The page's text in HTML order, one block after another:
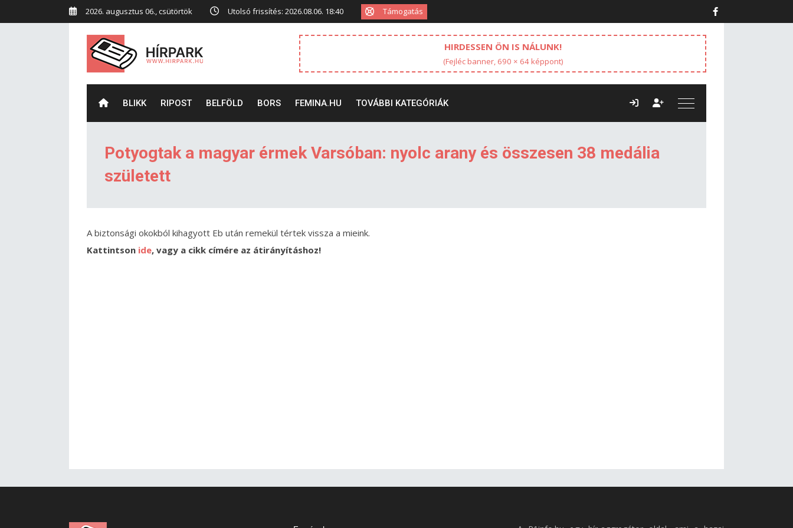
2026. augusztus 06., csütörtök Utolsó frissítés: 2026.08.06. 18:40 Támogatás
HIRDESSEN ÖN IS NÁLUNK!
(Fejléc banner, 690 × 64 képpont)
BLIKK RIPOST BELFÖLD BORS FEMINA.HU TOVÁBBI KATEGÓRIÁK
Potyogtak a magyar érmek Varsóban: nyolc arany és összesen 38 medália
született
A biztonsági okokból kihagyott Eb után remekül tértek vissza a mieink.
Kattintson ide, vagy a cikk címére az átirányításhoz!